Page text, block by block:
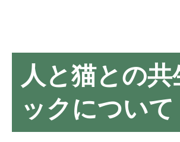
人と猫との
ックについて